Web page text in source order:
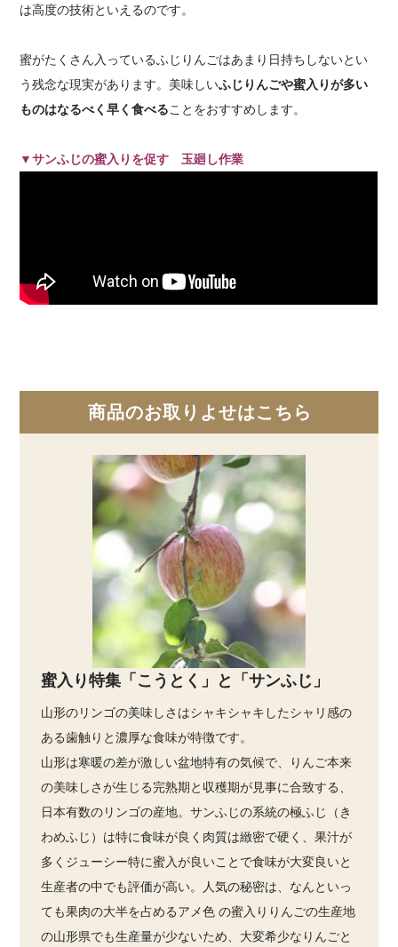
は高度の技術といえるのです。
蜜がたくさん入っているふじりんごはあまり日持ちしないとい
う残念な現実があります。美味しいふじりんごや蜜入りが多い
ものはなるべく早く食べることをおすすめします。
▼サンふじの蜜入りを促す 玉廻し作業
商品のお取りよせはこちら
蜜入り特集「こうとく」と「サンふじ」
山形のリンゴの美味しさはシャキシャキしたシャリ感の
ある歯触りと濃厚な食味が特徴です。
山形は寒暖の差が激しい盆地特有の気候で、りんご本来
の美味しさが生じる完熟期と収穫期が見事に合致する、
日本有数のリンゴの産地。サンふじの系統の極ふじ（き
わめふじ）は特に食味が良く肉質は緻密で硬く、果汁が
多くジューシー特に蜜入が良いことで食味が大変良いと
生産者の中でも評価が高い。人気の秘密は、なんといっ
ても果肉の大半を占めるアメ色 の蜜入りりんごの生産地
の山形県でも生産量が少ないため、大変希少なりんごと